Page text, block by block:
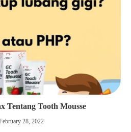
Tentang Tooth Mousse
28, 2022